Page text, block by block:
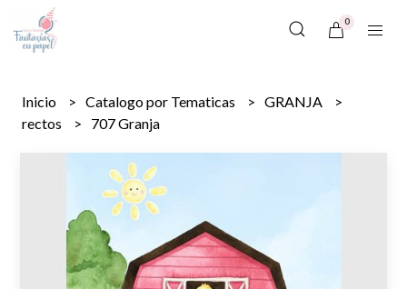
0
Inicio Catalogo por Tematicas
GRANJA
rectos
707 Granja